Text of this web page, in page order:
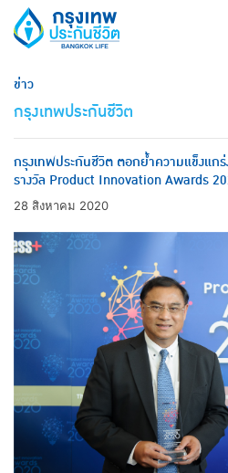
ข่าว
กรุงเทพประกันชีวิต
กรุงเทพประกันชีวิต ตอกย้ำความแข็งแ
รางวัล Product Innovation Awards
28 สิงหาคม 2020